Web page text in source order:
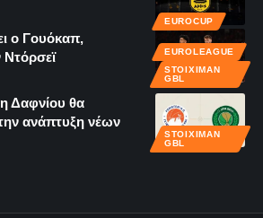
EUROCUP
EUROLEAGUE
STOIXIMAN
GBL
ο Γουόκαπ,
Ντόρσεϊ
STOIXIMAN
GBL
Δαφνίου θα
ανάπτυξη νέων